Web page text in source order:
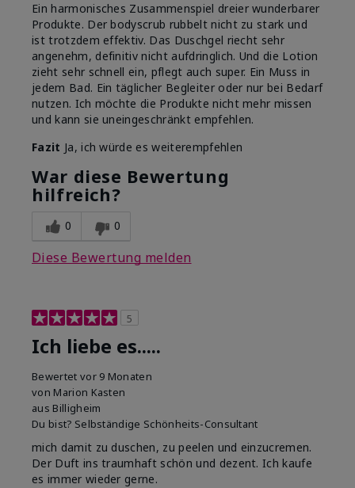
Ein harmonisches Zusammenspiel dreier wunderbarer
Produkte. Der bodyscrub rubbelt nicht zu stark und
ist trotzdem effektiv. Das Duschgel riecht sehr
angenehm, definitiv nicht aufdringlich. Und die Lotion
zieht sehr schnell ein, pflegt auch super. Ein Muss in
jedem Bad. Ein täglicher Begleiter oder nur bei Bedarf
nutzen. Ich möchte die Produkte nicht mehr missen
und kann sie uneingeschränkt empfehlen.
Fazit Ja, ich würde es weiterempfehlen
War diese Bewertung
hilfreich?
0 0
Diese Bewertung melden
5
Ich liebe es.....
Bewertet vor 9 Monaten
von Marion Kasten
aus Billigheim
Du bist? Selbständige Schönheits-Consultant
mich damit zu duschen, zu peelen und einzucremen.
Der Duft ins traumhaft schön und dezent. Ich kaufe
es immer wieder gerne.